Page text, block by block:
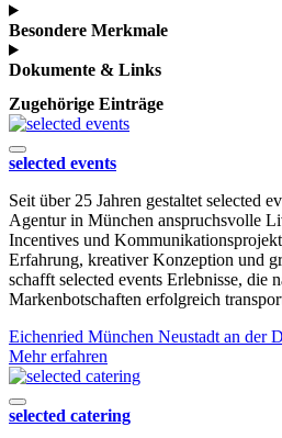
Besondere Merkmale
Dokumente & Links
Zugehörige Einträge
selected events
Seit über 25 Jahren gestaltet selected
Agentur in München anspruchsvolle
Incentives und
Erfahrung, kreativer Konzeption und
schafft selected events Erlebnisse, die
Markenbotschaften erfolgreich
Eichenried München Neustadt an der
Mehr erfahren
selected catering